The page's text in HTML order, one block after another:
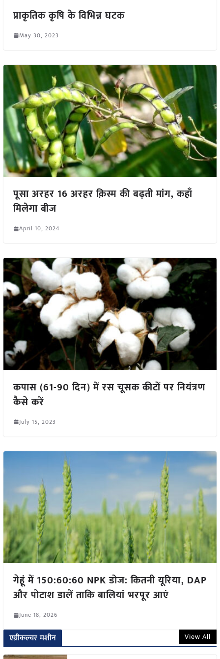
प्राकृतिक कृषि के विभिन्न घटक
May 30, 2023
पूसा अरहर 16 अरहर क़िस्म की बढ़ती मांग, कहाँ
मिलेगा बीज
April 10, 2024
कपास (61-90 दिन) में रस चूसक कीटों पर नियंत्रण
कैसे करें
July 15, 2023
गेहूं में 150:60:60 NPK डोज: कितनी यूरिया, DAP
और पोटाश डालें ताकि बालियां भरपूर आएं
June 18, 2026
एग्रीकल्चर मशीन View All